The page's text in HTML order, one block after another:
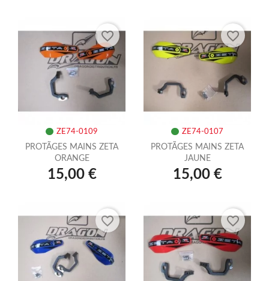
ZE74-0109
PROTÃGES MAINS ZETA
ORANGE
15,00 €
favorite_border
ZE74-0107
PROTÃGES MAINS ZETA
JAUNE
15,00 €
favorite_border
favorite_border favorite_border